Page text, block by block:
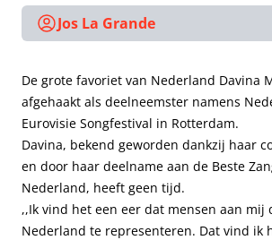
Jos La Grande
De grote favoriet van Nederland Davina
afgehaakt als deelneemster namens
Eurovisie Songfestival in Rotterdam.
Davina, bekend geworden dankzij haar
en door haar deelname aan de Beste
Nederland, heeft geen tijd.
,,Ik vind het een eer dat mensen aan mij
Nederland te representeren. Dat vind ik